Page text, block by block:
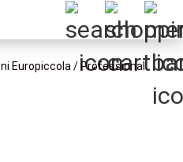
Europiccola / Professional